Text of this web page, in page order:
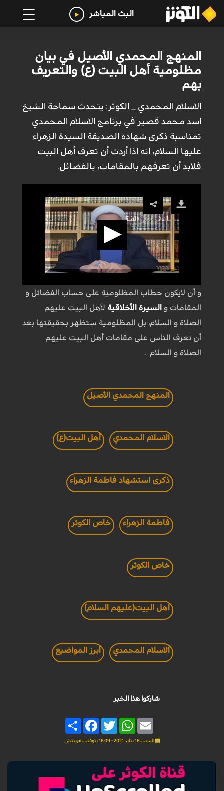
البث المباشر
المنهج المحمدي الأصيل في بيان
مظلومية أهل البيت (ع) والتعريف
بهم
الاسلام المحمدي _ الكوثر: يتحدث سماحة الشيخ
اسد محمد قصير في برنامج الاسلام المحمدي
تمناسبة ذكرى شهادة الصديقة السيدة الزهراء
عليها السلام، انه اذا أردت أن تعرف أهل البيت
فلابد أن تعرفهم بالمقامات، بالفضائل.
و أن لايكون خطاب المظلومية على حساب الفضائل و
المقامات و السيرة الأخلاقية لأهل البيت عليهم
الصلاة و السلام، بل المظلومية ستظهر بحقيقتها بعد
أن تعرف الناس على مقامات أهل البيت عليهم
الصلاة و السلام ...
المنهج المحمدي الأصيل
الاسلام المحمدي أهل البيت(ع)
ذكرى استشهاد فاطمة الزهراء
فاطمة الزهراء خاص الكوثر
خاص الكوثر
اهل البيت(عليهم السلام)
الاسلام المحمدي أبرز المواضيع
شاركوا هذا الخبر
Share
FacebookTwitter
WhatsAppEmail
السبت 16 يناير 2021 - 16:09 بتوقيت غرينتش